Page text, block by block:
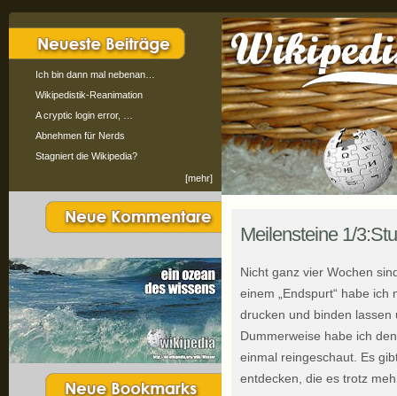
Ich bin dann mal nebenan…
Wikipedistik-Reanimation
A cryptic login error, …
Abnehmen für Nerds
Stagniert die Wikipedia?
[mehr]
Meilensteine 1/
Nicht ganz vier Wochen
einem „Endspurt“ habe
drucken und binden
Dummerweise habe ich
einmal reingeschaut. Es
entdecken, die es trotz